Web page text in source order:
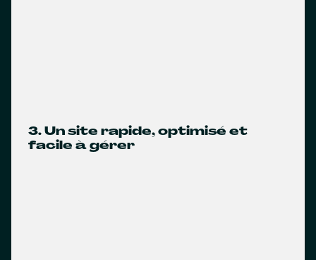
3. Un site rapide, optimisé et
facile à gérer